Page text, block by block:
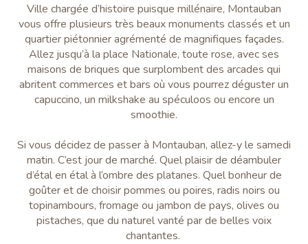
Ville chargée d’histoire puisque millénaire, Montauban
vous offre plusieurs très beaux monuments classés et un
quartier piétonnier agrémenté de magnifiques façades.
Allez jusqu’à la place Nationale, toute rose, avec ses
maisons de briques que surplombent des arcades qui
abritent commerces et bars où vous pourrez déguster un
capuccino, un milkshake au spéculoos ou encore un
smoothie.
Si vous décidez de passer à Montauban, allez-y le samedi
matin. C’est jour de marché. Quel plaisir de déambuler
d’étal en étal à l’ombre des platanes. Quel bonheur de
goûter et de choisir pommes ou poires, radis noirs ou
topinambours, fromage ou jambon de pays, olives ou
pistaches, que du naturel vanté par de belles voix
chantantes.